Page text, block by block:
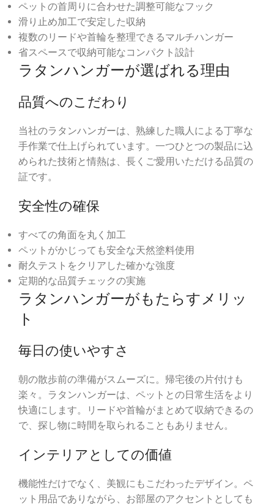
ペットの首周りに合わせた調整可能なフック
滑り止め加工で安定した収納
複数のリードや首輪を整理できるマルチハンガー
省スペースで収納可能なコンパクト設計
ラタンハンガーが選ばれる理由
品質へのこだわり
当社のラタンハンガーは、熟練した職人による丁寧な
手作業で仕上げられています。一つひとつの製品に込
められた技術と情熱は、長くご愛用いただける品質の
証です。
安全性の確保
すべての角面を丸く加工
ペットがかじっても安全な天然塗料使用
耐久テストをクリアした確かな強度
定期的な品質チェックの実施
ラタンハンガーがもたらすメリッ
ト
毎日の使いやすさ
朝の散歩前の準備がスムーズに。帰宅後の片付けも
楽々。ラタンハンガーは、ペットとの日常生活をより
快適にします。リードや首輪がまとめて収納できるの
で、探し物に時間を取られることもありません。
インテリアとしての価値
機能性だけでなく、美観にもこだわったデザイン。ペ
ット用品でありながら、お部屋のアクセントとしても